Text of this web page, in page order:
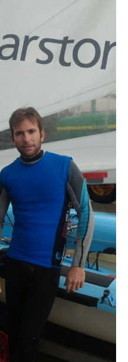
המלצות
ניהול מוניטין
צור קשר